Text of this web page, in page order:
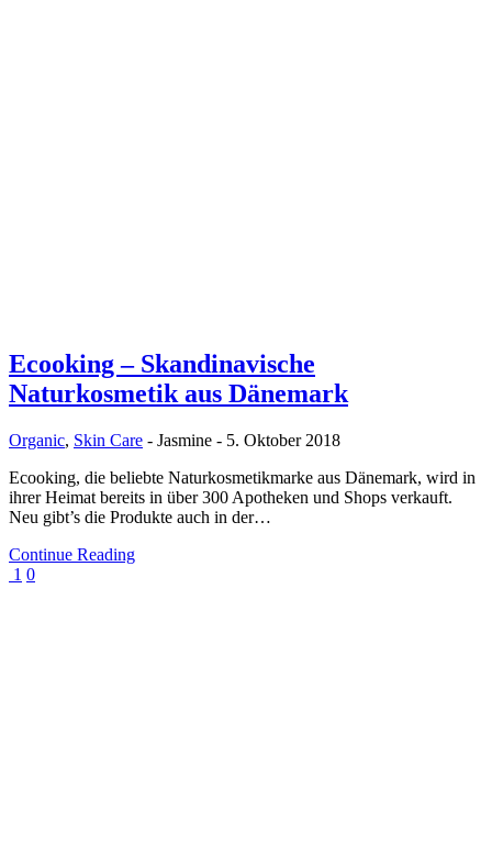
Ecooking – Skandinavische
Naturkosmetik aus Dänemark
Organic, Skin Care - Jasmine - 5. Oktober 2018
Ecooking, die beliebte Naturkosmetikmarke aus Dänemark, wird in
ihrer Heimat bereits in über 300 Apotheken und Shops verkauft.
Neu gibt’s die Produkte auch in der…
Continue Reading
1 0